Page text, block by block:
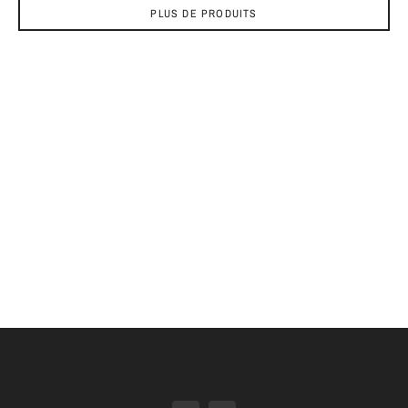
PLUS DE PRODUITS